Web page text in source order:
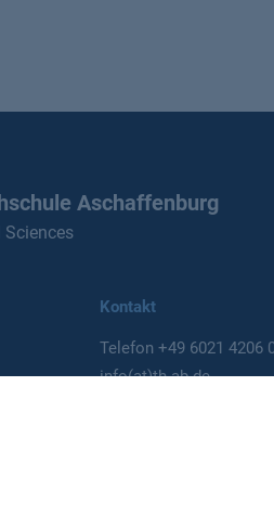
Aschaffenburg
Kontakt
Telefon +49 6021 4206
info(at)th-ab.de